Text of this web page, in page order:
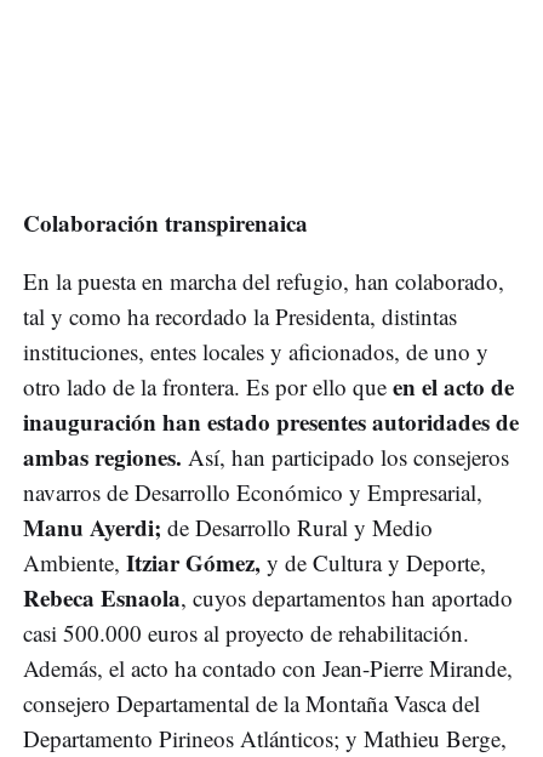
Colaboración transpirenaica
En la puesta en marcha del refugio, han colaborado,
tal y como ha recordado la Presidenta, distintas
instituciones, entes locales y aficionados, de uno y
otro lado de la frontera. Es por ello que en el acto de
inauguración han estado presentes autoridades de
ambas regiones. Así, han participado los consejeros
navarros de Desarrollo Económico y Empresarial,
Manu Ayerdi; de Desarrollo Rural y Medio
Ambiente, Itziar Gómez, y de Cultura y Deporte,
Rebeca Esnaola, cuyos departamentos han aportado
casi 500.000 euros al proyecto de rehabilitación.
Además, el acto ha contado con Jean-Pierre Mirande,
consejero Departamental de la Montaña Vasca del
Departamento Pirineos Atlánticos; y Mathieu Berge,